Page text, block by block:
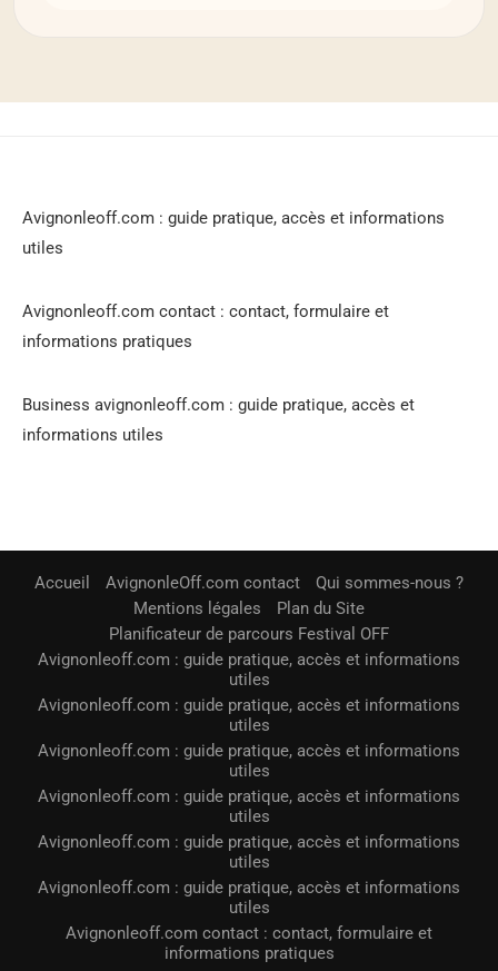
Avignonleoff.com : guide pratique, accès et informations
utiles
Avignonleoff.com contact : contact, formulaire et
informations pratiques
Business avignonleoff.com : guide pratique, accès et
informations utiles
Accueil AvignonleOff.com contact
Qui sommes-nous ?
Mentions légales
Plan du Site
Planificateur de parcours Festival OFF
Avignonleoff.com : guide pratique, accès et informations
utiles
Avignonleoff.com : guide pratique, accès et informations
utiles
Avignonleoff.com : guide pratique, accès et informations
utiles
Avignonleoff.com : guide pratique, accès et informations
utiles
Avignonleoff.com : guide pratique, accès et informations
utiles
Avignonleoff.com : guide pratique, accès et informations
utiles
Avignonleoff.com contact : contact, formulaire et
informations pratiques